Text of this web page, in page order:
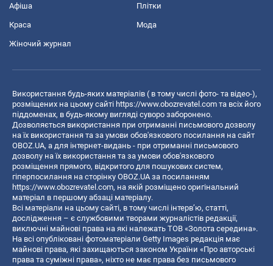
Афіша Плітки
Краса Мода
Жіночий журнал
Використання будь-яких матеріалів ( в тому числі фото- та відео-),
розміщених на цьому сайті https://www.obozrevatel.com та всіх його
піддоменах, в будь-якому вигляді суворо заборонено.
Дозволяється використання при отриманні письмового дозволу
на їх використання та за умови обов'язкового посилання на сайт
OBOZ.UA, а для інтернет-видань - при отриманні письмового
дозволу на їх використання та за умови обов'язкового
розміщення прямого, відкритого для пошукових систем,
гіперпосилання на сторінку OBOZ.UA за посиланням
https://www.obozrevatel.com, на якій розміщено оригінальний
матеріал в першому абзаці матеріалу.
Всі матеріали на цьому сайті, в тому числі інтерв’ю, статті,
дослідження – є службовими творами журналістів редакції,
виключні майнові права на які належать ТОВ «Золота середина».
На всі опубліковані фотоматеріали Getty Images редакція має
майнові права, які захищаються законом України «Про авторські
права та суміжні права», ніхто не має права без письмового